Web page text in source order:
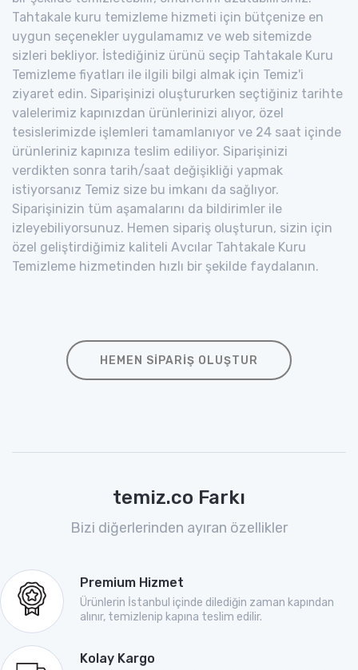
Tahtakale kuru temizleme hizmeti için bütçenize en
uygun seçenekler uygulamamız ve web sitemizde
sizleri bekliyor. İstediğiniz ürünü seçip Tahtakale Kuru
Temizleme fiyatları ile ilgili bilgi almak için Temiz'i
ziyaret edin. Siparişinizi oluştururken seçtiğiniz tarihte
valelerimiz kapınızdan ürünlerinizi alıyor, özel
tesislerimizde işlemleri tamamlanıyor ve 24 saat içinde
ürünleriniz kapınıza teslim ediliyor. Siparişinizi
verdikten sonra tarih/saat değişikliği yapmak
istiyorsanız Temiz size bu imkanı da sağlıyor.
Siparişinizin tüm aşamalarını da bildirimler ile
izleyebiliyorsunuz. Hemen sipariş oluşturun, sizin için
özel geliştirdiğimiz kaliteli Avcılar Tahtakale Kuru
Temizleme hizmetinden hızlı bir şekilde faydalanın.
HEMEN SIPARIŞ OLUŞTUR
temiz.co Farkı
Bizi diğerlerinden ayıran özellikler
Premium Hizmet
Ürünlerin İstanbul içinde dilediğin zaman kapından
alınır, temizlenip kapına teslim edilir.
Kolay Kargo